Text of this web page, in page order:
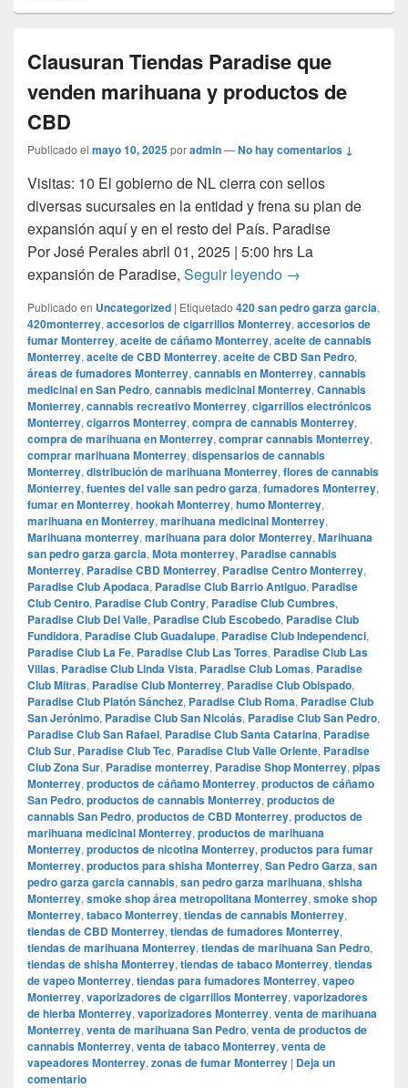
Clausuran Tiendas Paradise que
venden marihuana y productos de
CBD
Publicado el mayo 10, 2025poradmin—No hay comentarios ↓
Visitas: 10 El gobierno de NL cierra con sellos
diversas sucursales en la entidad y frena su plan de
expansión aquí y en el resto del País. Paradise
Por José Perales abril 01, 2025 | 5:00 hrs La
expansión de Paradise, Seguir leyendo Clausuran
→
Publicado en Uncategorized | Etiquetado 420 san pedro garza garcia,
420monterrey, accesorios de cigarrillos Monterrey, accesorios de
fumar Monterrey, aceite de cáñamo Monterrey, aceite de cannabis
Monterrey, aceite de CBD Monterrey, aceite de CBD San Pedro,
áreas de fumadores Monterrey, cannabis en Monterrey, cannabis
medicinal en San Pedro, cannabis medicinal Monterrey, Cannabis
Monterrey, cannabis recreativo Monterrey, cigarrillos electrónicos
Monterrey, cigarros Monterrey, compra de cannabis Monterrey,
compra de marihuana en Monterrey, comprar cannabis Monterrey,
comprar marihuana Monterrey, dispensarios de cannabis
Monterrey, distribución de marihuana Monterrey, flores de cannabis
Monterrey, fuentes del valle san pedro garza, fumadores Monterrey,
fumar en Monterrey, hookah Monterrey, humo Monterrey,
marihuana en Monterrey, marihuana medicinal Monterrey,
Marihuana monterrey, marihuana para dolor Monterrey, Marihuana
san pedro garza garcia, Mota monterrey, Paradise cannabis
Monterrey, Paradise CBD Monterrey, Paradise Centro Monterrey,
Paradise Club Apodaca, Paradise Club Barrio Antiguo, Paradise
Club Centro, Paradise Club Contry, Paradise Club Cumbres,
Paradise Club Del Valle, Paradise Club Escobedo, Paradise Club
Fundidora, Paradise Club Guadalupe, Paradise Club Independenci,
Paradise Club La Fe, Paradise Club Las Torres, Paradise Club Las
Villas, Paradise Club Linda Vista, Paradise Club Lomas, Paradise
Club Mitras, Paradise Club Monterrey, Paradise Club Obispado,
Paradise Club Platón Sánchez, Paradise Club Roma, Paradise Club
San Jerónimo, Paradise Club San Nicolás, Paradise Club San Pedro,
Paradise Club San Rafael, Paradise Club Santa Catarina, Paradise
Club Sur, Paradise Club Tec, Paradise Club Valle Oriente, Paradise
Club Zona Sur, Paradise monterrey, Paradise Shop Monterrey, pipas
Monterrey, productos de cáñamo Monterrey, productos de cáñamo
San Pedro, productos de cannabis Monterrey, productos de
cannabis San Pedro, productos de CBD Monterrey, productos de
marihuana medicinal Monterrey, productos de marihuana
Monterrey, productos de nicotina Monterrey, productos para fumar
Monterrey, productos para shisha Monterrey, San Pedro Garza, san
pedro garza garcia cannabis, san pedro garza marihuana, shisha
Monterrey, smoke shop área metropolitana Monterrey, smoke shop
Monterrey, tabaco Monterrey, tiendas de cannabis Monterrey,
tiendas de CBD Monterrey, tiendas de fumadores Monterrey,
tiendas de marihuana Monterrey, tiendas de marihuana San Pedro,
tiendas de shisha Monterrey, tiendas de tabaco Monterrey, tiendas
de vapeo Monterrey, tiendas para fumadores Monterrey, vapeo
Monterrey, vaporizadores de cigarrillos Monterrey, vaporizadores
de hierba Monterrey, vaporizadores Monterrey, venta de marihuana
Monterrey, venta de marihuana San Pedro, venta de productos de
cannabis Monterrey, venta de tabaco Monterrey, venta de
vapeadores Monterrey, zonas de fumar Monterrey | Deja un
comentario